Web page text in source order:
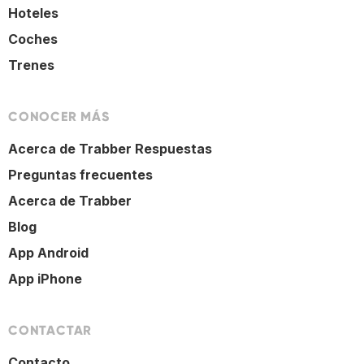
Hoteles
Coches
Trenes
CONOCER MÁS
Acerca de Trabber Respuestas
Preguntas frecuentes
Acerca de Trabber
Blog
App Android
App iPhone
CONTACTAR